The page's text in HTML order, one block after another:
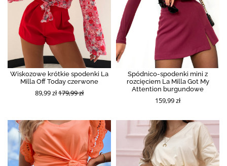
Wiskozowe krótkie spodenki La
Milla Off Today czerwone
89,99 zł179,99 zł
Spódnico-spodenki mini z
rozcięciem La Milla Got My
Attention burgundowe
159,99 zł